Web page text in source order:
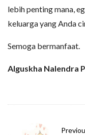
lebih penting mana,
keluarga yang Anda
Semoga bermanfaat.
Alguskha Nalendra